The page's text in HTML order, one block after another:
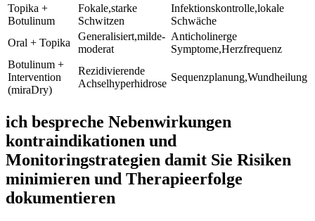
Topika +​
Botulinum
Fokale,starke
Schwitzen
Infektionskontrolle,lokale
Schwäche
Oral +‌ Topika
Generalisiert,milde-
moderat
Anticholinerge
‌Symptome,Herzfrequenz
Botulinum +
Intervention
(miraDry)
Rezidivierende
Achselhyperhidrose
Sequenzplanung,Wundheilung
ich bespreche Nebenwirkungen
kontraindikationen und
Monitoringstrategien⁣ damit Sie Risiken
minimieren und Therapieerfolge
dokumentieren